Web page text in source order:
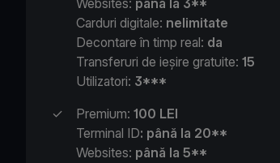
Websites: până la 3**
Carduri digitale: nelimitate
Decontare în timp real: da
Transferuri de ieșire gratuite: 15
Utilizatori: 3***
✓
Premium: 100 LEI
Terminal ID: până la 20**
Websites: până la 5**